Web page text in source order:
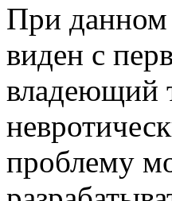
При данном
виден с
владеющий
проблему